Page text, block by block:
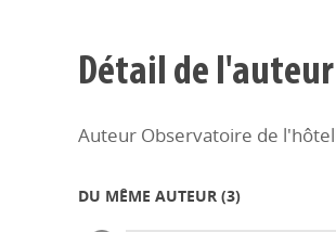
Détail de l'auteur
Auteur Observatoire de
DU MÊME AUTEUR (3)